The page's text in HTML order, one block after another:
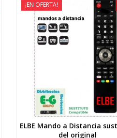
¡EN OFERTA!
Vista rápida
ELBE Mando a Distancia
del original